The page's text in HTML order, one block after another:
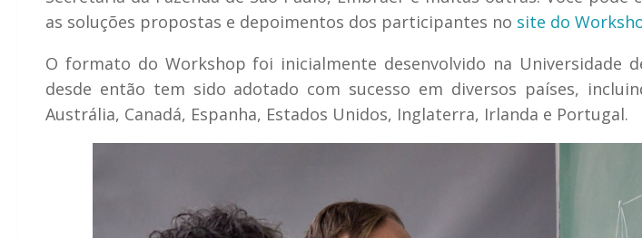
as soluções propostas e depoimentos dos participantes no site do
O formato do Workshop foi inicialmente desenvolvido na Universidade
desde então tem sido adotado com sucesso em diversos países,
Austrália, Canadá, Espanha, Estados Unidos, Inglaterra, Irlanda e Portugal.